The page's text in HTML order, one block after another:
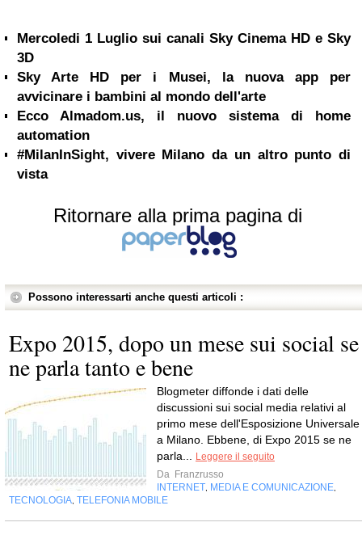
Mercoledi 1 Luglio sui canali Sky Cinema HD e Sky
3D
Sky Arte HD per i Musei, la nuova app per
avvicinare i bambini al mondo dell'arte
Ecco Almadom.us, il nuovo sistema di home
automation
#MilanInSight, vivere Milano da un altro punto di
vista
Ritornare alla prima pagina di
Possono interessarti anche questi articoli :
Expo 2015, dopo un mese sui social se
ne parla tanto e bene
Blogmeter diffonde i dati delle
discussioni sui social media relativi al
primo mese dell'Esposizione Universale
a Milano. Ebbene, di Expo 2015 se ne
parla...
Leggere il seguito
Da Franzrusso
INTERNET MEDIA E COMUNICAZIONE
TECNOLOGIA TELEFONIA MOBILE